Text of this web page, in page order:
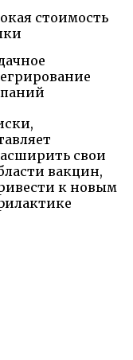
стоимость
свои
вакцин,
к новым